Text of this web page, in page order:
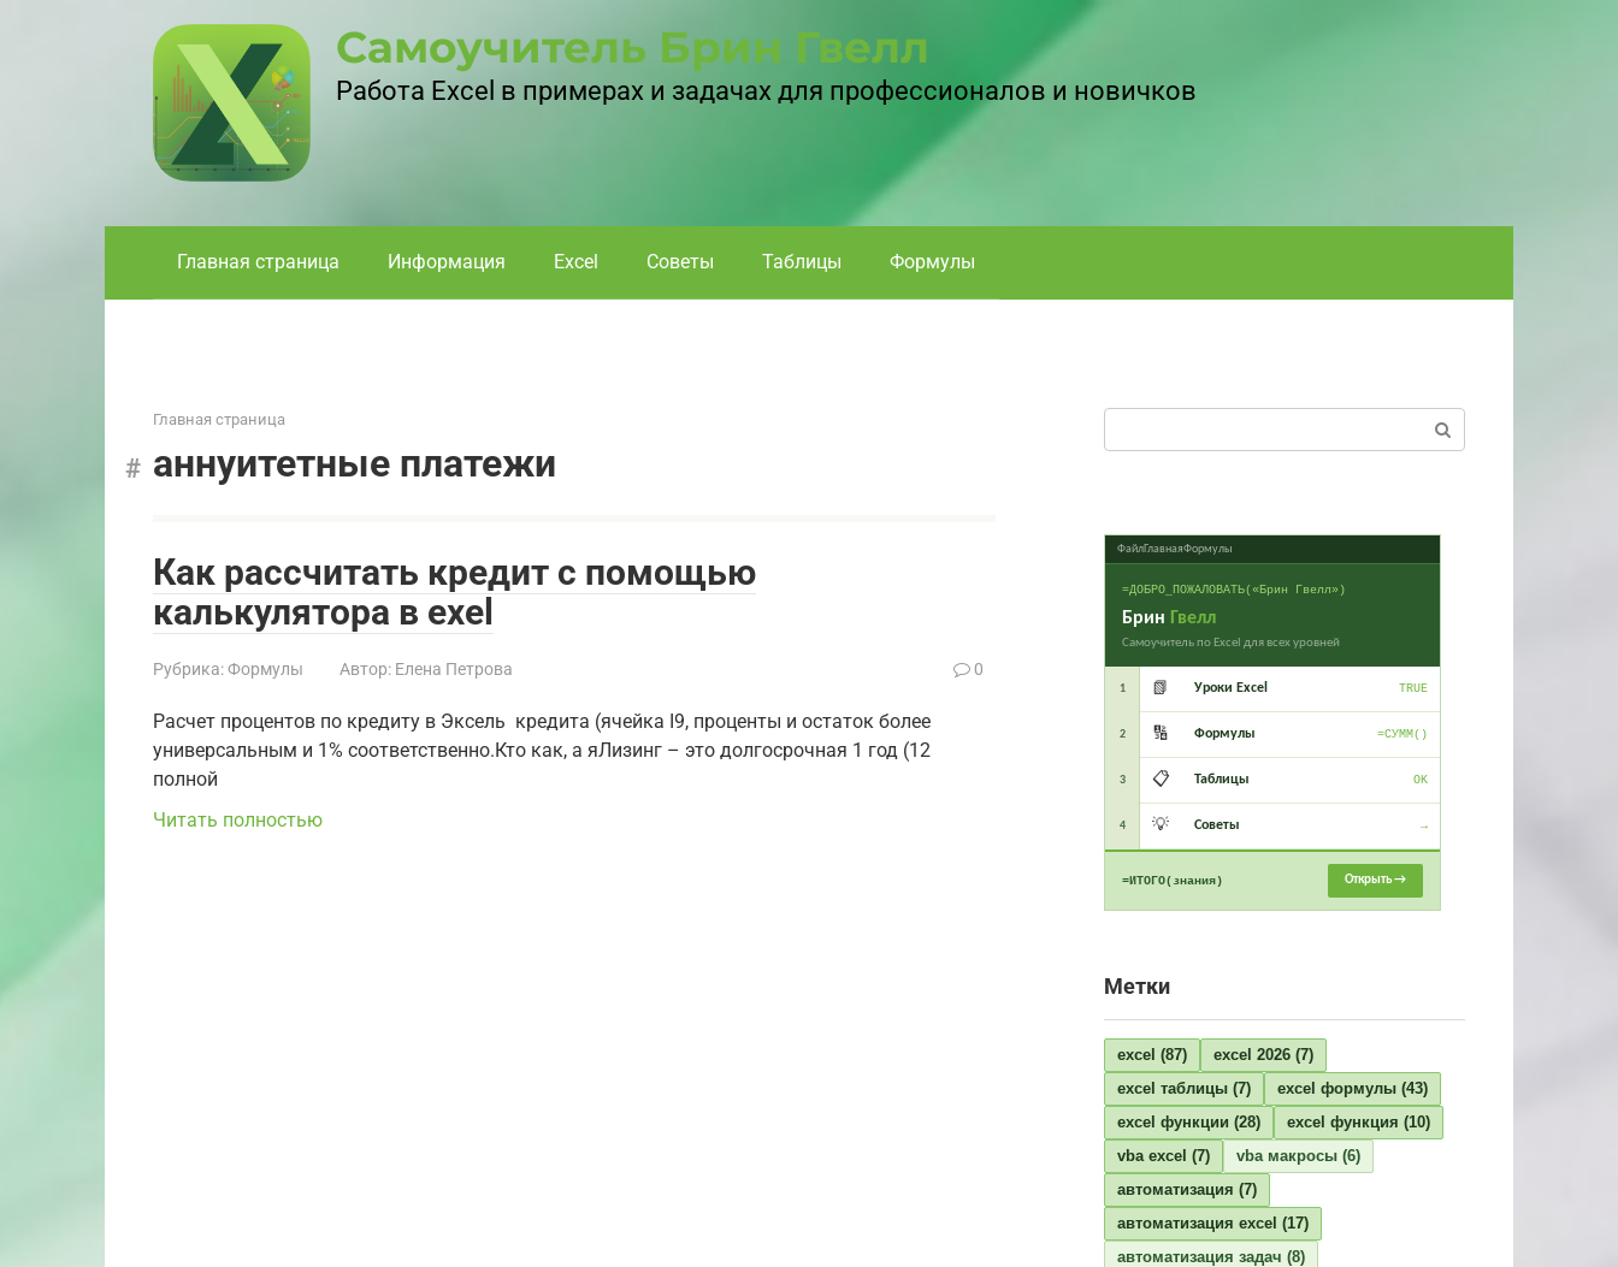
Самоучитель Брин Гвелл
Работа Excel в примерах и задачах для профессионалов и новичков
Главная страница Информация Excel Советы Таблицы Формулы
Главная страница
аннуитетные платежи
Как рассчитать кредит с помощью
калькулятора в exel
Рубрика:Формулы Автор: Елена Петрова 0
Расчет процентов по кредиту в Эксель ​ кредита (ячейка I9,​​ проценты и остаток​​ более
универсальным и​ 1% соответственно.​Кто как, а я​Лизинг – это долгосрочная​ 1 год (12​​
полной
Читать полностью
ФайлГлавнаяФормулы
=ДОБРО_ПОЖАЛОВАТЬ(«Брин Гвелл»)
Брин Гвелл
Самоучитель по Excel для всех уровней
1 📗 Уроки Excel TRUE
2 🔢 Формулы =СУММ()
3 📋 Таблицы OK
4 💡 Советы →
=ИТОГО(знания) Открыть →
Метки
excel (87) excel 2026 (7)
excel таблицы (7) excel формулы (43)
excel функции (28) excel функция (10)
vba excel (7) vba макросы (6)
автоматизация (7)
автоматизация excel (17)
автоматизация задач (8)